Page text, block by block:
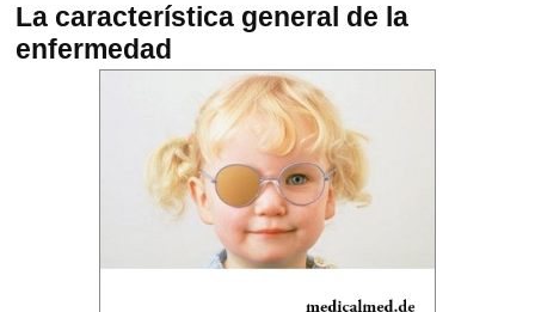
La característica general de la
enfermedad